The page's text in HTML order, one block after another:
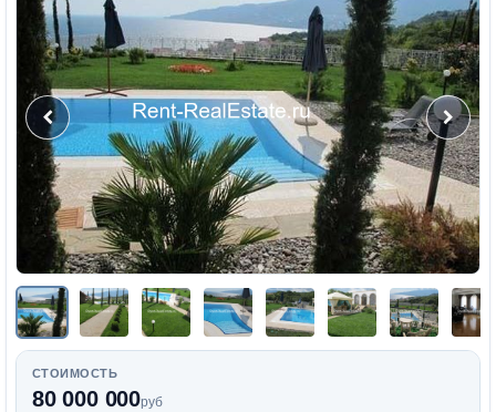
СТОИМОСТЬ
80 000 000руб